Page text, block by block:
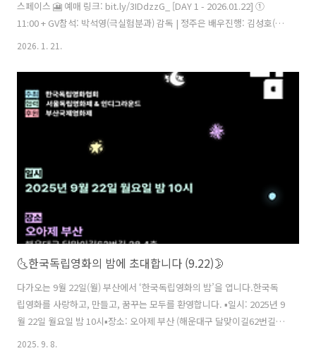
스페이스 🎦 예매 링크: bit.ly/3IDdzzG_ [DAY 1 - 2026.01.22] ①
11:00 + GV참석: 박석영(극실험분과) 감독 | 정주은 배우진행: 김성호(비
평분과) ② 13:30 + GV참석: 김태윤(극실험분과) 감독 | 류지애, 정충구
감독, 김다빈 촬영감독 / 이창주(다큐분과) 감독진행: 안슬기(극실험분
과) ④ 19:00 + GV참석: 박채한, 이명훈, 이현호, 최호영(다큐분과), 최종
호(다큐분과) 감독 | 허철녕(다큐분과) 프로듀서진행: 남아름(다큐분과)
2026. 1. 21.
🌜한국독립영화의 밤에 초대합니다 (9.22)🌛
다가오는 9월 22일(월) 부산에서 ‘한국독립영화의 밤’을 엽니다.한국독
립영화를 사랑하고, 만들고, 꿈꾸는 모두를 환영합니다. ▪️일시: 2025년 9
월 22일 월요일 밤 10시▪️장소: 오아제 부산 (해운대구 달맞이길62번길
28 4층)▪️입장료: 20,000원 + a 주최: 한국독립영화협회협력: 서울독립영
2025. 9. 8.